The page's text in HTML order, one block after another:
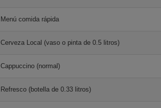
Menú comida rápida
Cerveza Local (vaso o pinta de 0.5 litros)
Cappuccino (normal)
Refresco (botella de 0.33 litros)